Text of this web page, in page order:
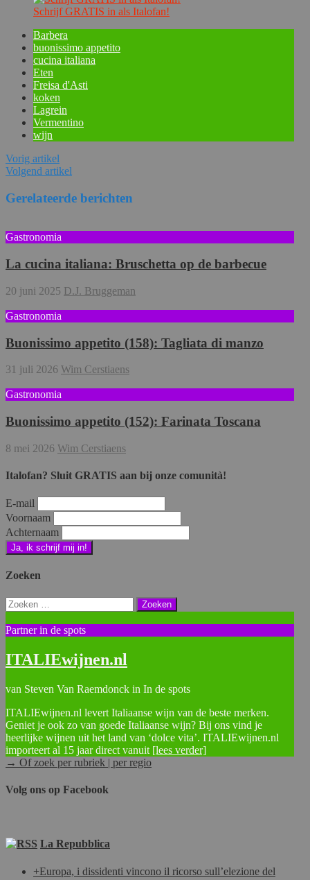
Schrijf GRATIS in als Italofan!
Barbera
buonissimo appetito
cucina italiana
Eten
Freisa d'Asti
koken
Lagrein
Vermentino
wijn
Vorig artikel
Volgend artikel
Gerelateerde berichten
Gastronomia
La cucina italiana: Bruschetta op de barbecue
20 juni 2025 D.J. Bruggeman
Gastronomia
Buonissimo appetito (158): Tagliata di manzo
31 juli 2026 Wim Cerstiaens
Gastronomia
Buonissimo appetito (152): Farinata Toscana
8 mei 2026 Wim Cerstiaens
Italofan? Sluit GRATIS aan bij onze comunità!
E-mail
Voornaam
Achternaam
Zoeken
Zoeken
naar:
Partner in de spots
ITALIEwijnen.nl
van Steven Van Raemdonck in In de spots
ITALIEwijnen.nl levert Italiaanse wijn van de beste merken.
Geniet je ook zo van goede Italiaanse wijn? Bij ons vind je
heerlijke wijnen uit het land van ‘dolce vita’. ITALIEwijnen.nl
importeert al 15 jaar direct vanuit [lees verder]
→ Of zoek per rubriek | per regio
Volg ons op Facebook
La Repubblica
+Europa, i dissidenti vincono il ricorso sull’elezione del